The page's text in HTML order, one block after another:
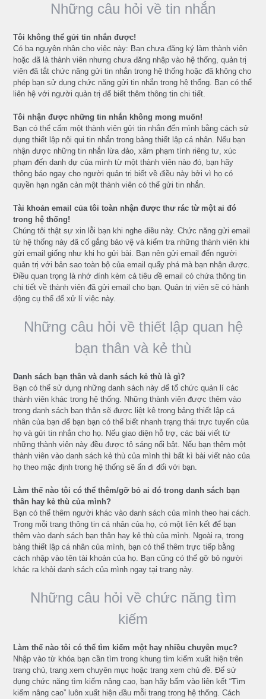
Những câu hỏi về tin nhắn
Tôi không thể gửi tin nhắn được!
Có ba nguyên nhân cho việc này: Bạn chưa đăng ký làm thành viên
hoặc đã là thành viên nhưng chưa đăng nhập vào hệ thống, quản trị
viên đã tắt chức năng gửi tin nhắn trong hệ thống hoặc đã không cho
phép bạn sử dụng chức năng gửi tin nhắn trong hệ thống. Bạn có thể
liên hệ với người quản trị để biết thêm thông tin chi tiết.
Tôi nhận được những tin nhắn không mong muốn!
Bạn có thể cấm một thành viên gửi tin nhắn đến mình bằng cách sử
dụng thiết lập nội qui tin nhắn trong bảng thiết lập cá nhân. Nếu bạn
nhận được những tin nhắn lừa đảo, xâm phạm tính riêng tư, xúc
phạm đến danh dự của mình từ một thành viên nào đó, bạn hãy
thông báo ngay cho người quản trị biết về điều này bởi vì họ có
quyền hạn ngăn cản một thành viên có thể gửi tin nhắn.
Tài khoản email của tôi toàn nhận được thư rác từ một ai đó
trong hệ thống!
Chúng tôi thật sự xin lỗi bạn khi nghe điều này. Chức năng gửi email
từ hệ thống này đã cố gắng bảo vệ và kiểm tra những thành viên khi
gửi email giống như khi họ gửi bài. Bạn nên gửi email đến người
quản trị với bản sao toàn bộ của email quấy phá mà bạn nhận được.
Điều quan trọng là nhớ đính kèm cả tiêu đề email có chứa thông tin
chi tiết về thành viên đã gửi email cho bạn. Quản trị viên sẽ có hành
động cụ thể để xử lí việc này.
Những câu hỏi về thiết lập quan hệ
bạn thân và kẻ thù
Danh sách bạn thân và danh sách kẻ thù là gì?
Bạn có thể sử dụng những danh sách này để tổ chức quản lí các
thành viên khác trong hệ thống. Những thành viên được thêm vào
trong danh sách bạn thân sẽ được liệt kê trong bảng thiết lập cá
nhân của bạn để bạn bạn có thể biết nhanh trạng thái trực tuyến của
họ và gửi tin nhắn cho họ. Nếu giao diện hỗ trợ, các bài viết từ
những thành viên này đều được tô sáng nổi bật. Nếu bạn thêm một
thành viên vào danh sách kẻ thù của mình thì bất kì bài viết nào của
họ theo mặc định trong hệ thống sẽ ẩn đi đối với bạn.
Làm thế nào tôi có thể thêm/gỡ bỏ ai đó trong danh sách bạn
thân hay kẻ thù của mình?
Bạn có thể thêm người khác vào danh sách của mình theo hai cách.
Trong mỗi trang thông tin cá nhân của họ, có một liên kết để bạn
thêm vào danh sách bạn thân hay kẻ thù của mình. Ngoài ra, trong
bảng thiết lập cá nhân của mình, bạn có thể thêm trực tiếp bằng
cách nhập vào tên tài khoản của họ. Bạn cũng có thể gỡ bỏ người
khác ra khỏi danh sách của mình ngay tại trang này.
Những câu hỏi về chức năng tìm
kiếm
Làm thế nào tôi có thể tìm kiếm một hay nhiều chuyên mục?
Nhập vào từ khóa bạn cần tìm trong khung tìm kiếm xuất hiện trên
trang chủ, trang xem chuyên mục hoặc trang xem chủ đề. Để sử
dụng chức năng tìm kiếm nâng cao, bạn hãy bấm vào liên kết “Tìm
kiếm nâng cao” luôn xuất hiện đầu mỗi trang trong hệ thống. Cách